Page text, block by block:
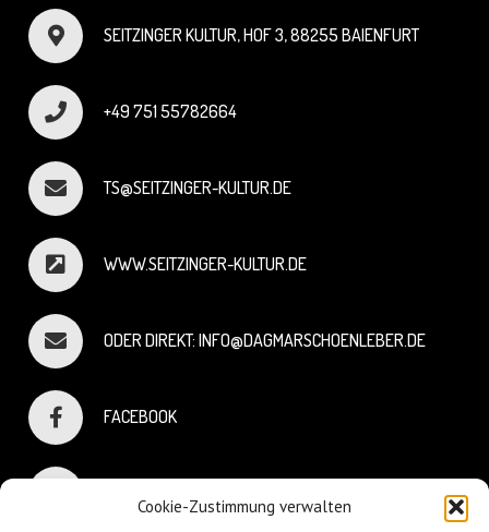
Cookie-Zustimmung verwalten
SEITZINGER KULTUR, HOF 3, 88255 BAIENFURT
+49 751 55782664
TS@SEITZINGER-KULTUR.DE
WWW.SEITZINGER-KULTUR.DE
ODER DIREKT: INFO@DAGMARSCHOENLEBER.DE
FACEBOOK